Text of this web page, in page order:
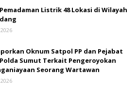
Listrik 48 Lokasi di Wilayah
Oknum Satpol PP dan Pejabat
Polda Sumut Terkait Pengeroyokan
Seorang Wartawan